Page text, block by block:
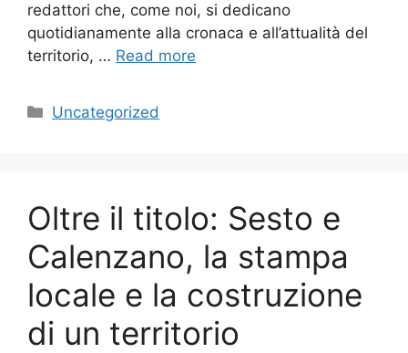
redattori che, come noi, si dedicano
quotidianamente alla cronaca e all’attualità del
territorio, … Read more
Categories
Uncategorized
Oltre il titolo: Sesto e
Calenzano, la stampa
locale e la costruzione
di un territorio